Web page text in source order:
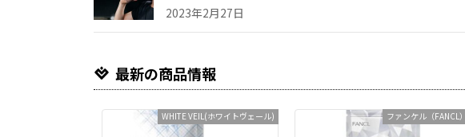
2023年2月27日
最新の商品情報
WHITE VEIL(ホワイトヴェール) ファンケル（FANCL）